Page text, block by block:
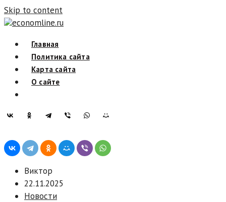
Skip to content
economline.ru
Главная
Политика сайта
Карта сайта
О сайте
Виктор
22.11.2025
Новости